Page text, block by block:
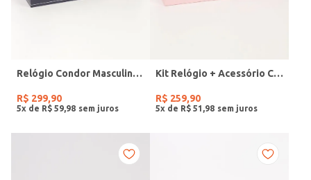
Relógio Condor Masculino PRETO
R$ 299,90
5x de R$ 59 98
Kit Relógio + Acessório Condor Feminino DOURADO
R$ 259,90
5x de R$ 51 98